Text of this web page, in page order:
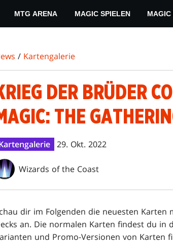
MTG ARENA MAGIC SPIELEN MAGIC
/ Kartengalerie
DER BRÜDER
THE
29. Okt. 2022
Wizards of the Coast
dir im Folgenden die neuesten Karten
an. Die normalen Karten findest du in
und Promo-Versionen von Karten